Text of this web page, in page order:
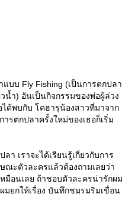
บบ Fly Fishing (เป็นการตกปลา
น้ำ) อันเป็นกิจกรรมของพ่อผู้ล่วง
ด้พบกับ โคฮารุน้องสาวที่มาจาก
รตกปลาครั้งใหม่ของเธอก็เริ่ม
ลา เราจะได้เรียนรู้เกี่ยวกับการ
ณะตัวละครแล้วต้องถามเลยว่า
มือนเลย ถ้าชอบตัวละครน่ารักผม
ยกให้เรื่อง บันทึกชมรมริมเขื่อน